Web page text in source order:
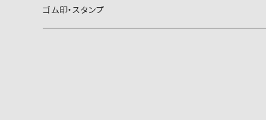
霞
葵
動物紋
稲妻
植物紋
ゴム印・スタンプ